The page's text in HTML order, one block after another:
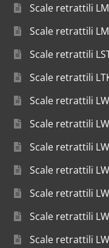
Scale retrattili
Scale retrattili
Scale retrattili
Scale retrattili
Scale retrattili
Scale retrattili
Scale retrattili
Scale retrattili
Scale retrattili
Scale retrattili
Scale retrattili